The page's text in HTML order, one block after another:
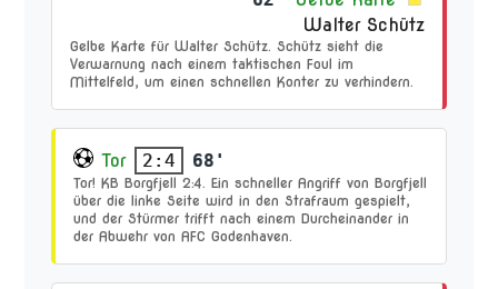
Walter Schütz
Gelbe Karte für Walter Schütz. Schütz sieht die
Verwarnung nach einem taktischen Foul im
Mittelfeld, um einen schnellen Konter zu verhindern.
Tor 2:4 68'
Tor! KB Borgfjell 2:4. Ein schneller Angriff von Borgfjell
über die linke Seite wird in den Strafraum gespielt,
und der Stürmer trifft nach einem Durcheinander in
der Abwehr von AFC Godenhaven.